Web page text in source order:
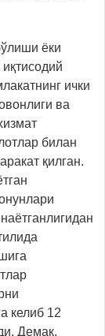
ёки
ички
ва
билан
қилган.
келиб 12
Демак,